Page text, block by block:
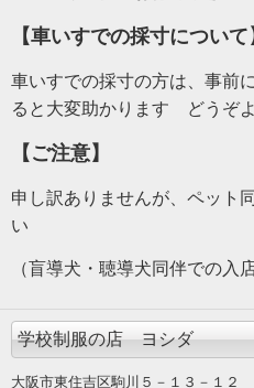
【車いすでの採寸について
車いすでの採寸の方は、事前
ると大変助かります どうぞ
【ご注意】
申し訳ありませんが、ペット
い
（盲導犬・聴導犬同伴での入
学校制服の店 ヨシダ
大阪市東住吉区駒川５－１３－１２